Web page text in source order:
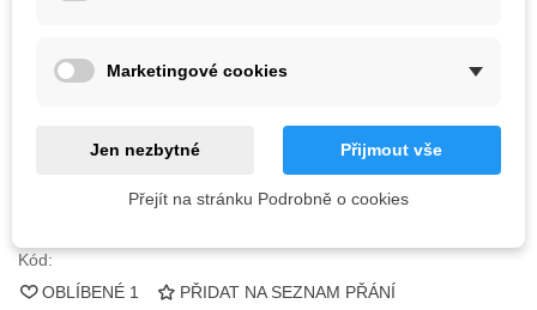
QR kód
Kód:
OBLÍBENÉ 1 PŘIDAT NA SEZNAM PŘÁNÍ
Marketingové cookies
Jen nezbytné Přijmout vše
Přejít na stránku Podrobně o cookies